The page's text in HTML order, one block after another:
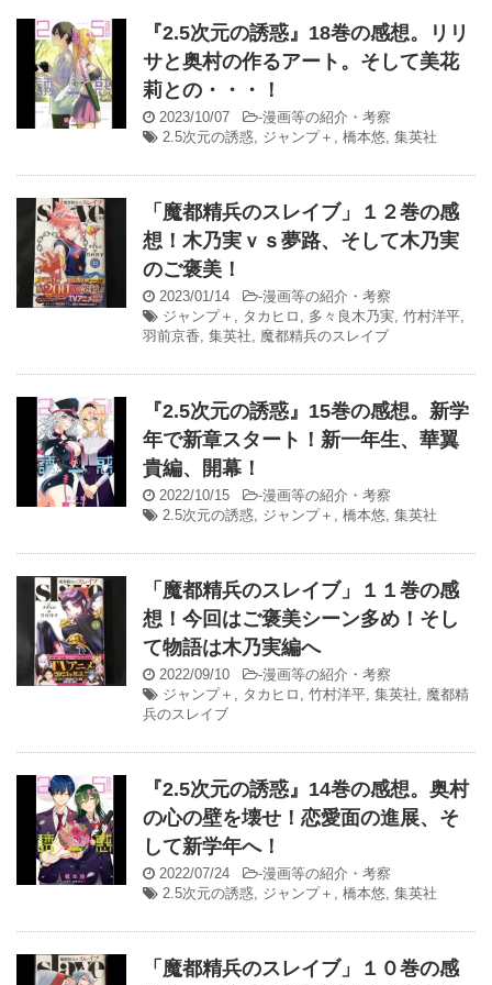
『2.5次元の誘惑』18巻の感想。リリ
サと奥村の作るアート。そして美花
莉との・・・！
2023/10/07 -漫画等の紹介・考察
2.5次元の誘惑, ジャンプ＋ , 橋本悠, 集英社
「魔都精兵のスレイブ」１２巻の感
想！木乃実ｖｓ夢路、そして木乃実
のご褒美！
2023/01/14 -漫画等の紹介・考察
ジャンプ＋ , タカヒロ , 多々良木乃実, 竹村洋平,
羽前京香, 集英社, 魔都精兵のスレイブ
『2.5次元の誘惑』15巻の感想。新学
年で新章スタート！新一年生、華翼
貴編、開幕！
2022/10/15 -漫画等の紹介・考察
2.5次元の誘惑, ジャンプ＋ , 橋本悠, 集英社
「魔都精兵のスレイブ」１１巻の感
想！今回はご褒美シーン多め！そし
て物語は木乃実編へ
2022/09/10 -漫画等の紹介・考察
ジャンプ＋ , タカヒロ , 竹村洋平, 集英社, 魔都精
兵のスレイブ
『2.5次元の誘惑』14巻の感想。奥村
の心の壁を壊せ！恋愛面の進展、そ
して新学年へ！
2022/07/24 -漫画等の紹介・考察
2.5次元の誘惑, ジャンプ＋ , 橋本悠, 集英社
「魔都精兵のスレイブ」１０巻の感